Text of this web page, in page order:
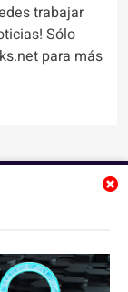
trabajar
Sólo
para más
noticias
registrarte